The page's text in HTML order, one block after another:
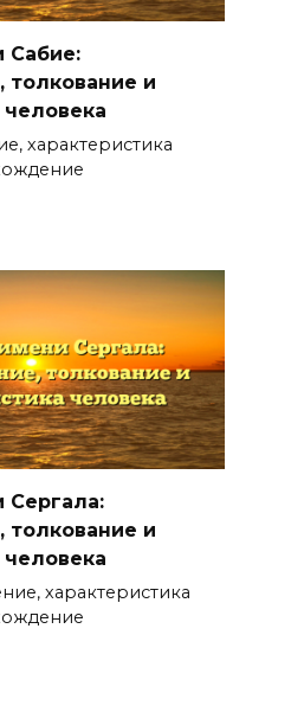
Сабие:
толкование и
человека
характеристика
Сергала:
толкование и
человека
характеристика